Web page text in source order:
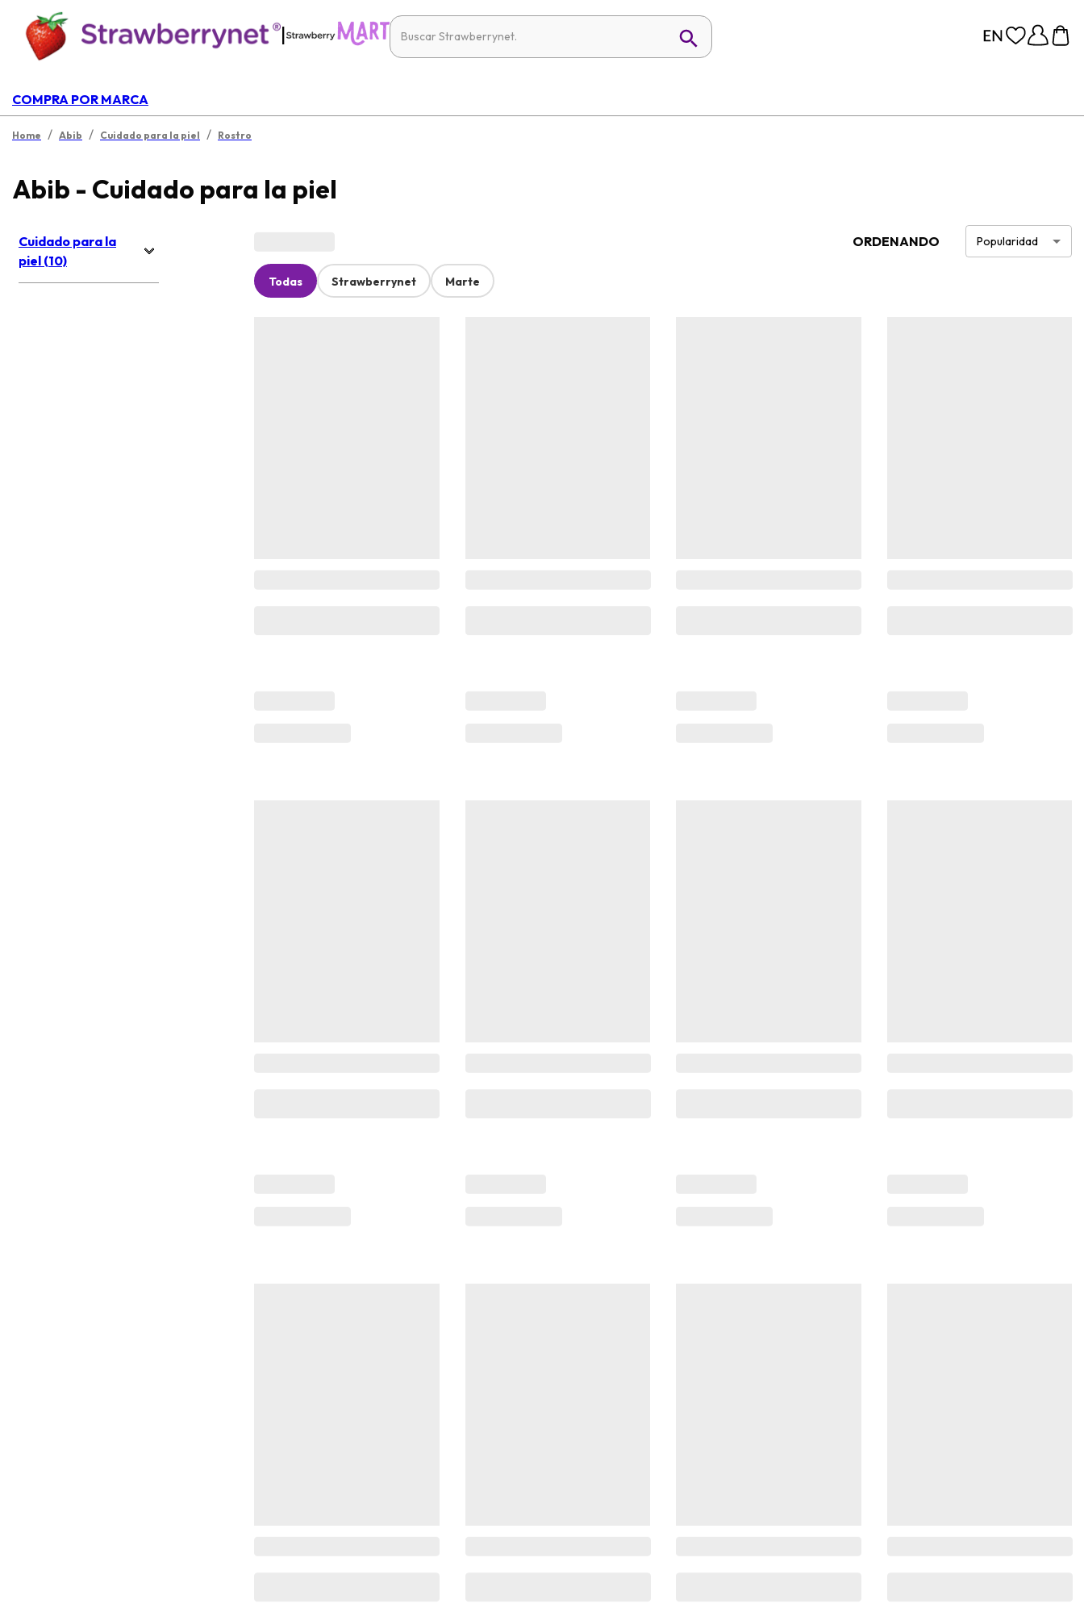
|
COMPRA POR MARCA
Home / Abib / Cuidado para la piel / Rostro
Abib - Cuidado para la piel
Cuidado para la
piel (10)
ORDENANDO Popularidad
Todas Strawberrynet Marte